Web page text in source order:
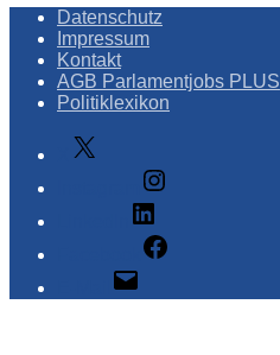
Datenschutz
Impressum
Kontakt
AGB Parlamentjobs PLUS
Politiklexikon